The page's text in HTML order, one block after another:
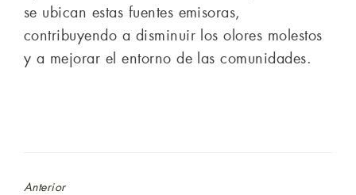
se ubican estas fuentes emisoras,
contribuyendo a disminuir los olores molestos
y a mejorar el entorno de las comunidades.
Anterior